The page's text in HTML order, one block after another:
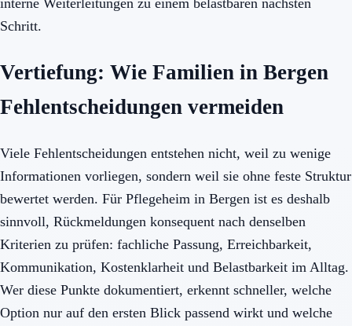
Schritt.
Vertiefung: Wie Familien in Bergen
Fehlentscheidungen vermeiden
Viele Fehlentscheidungen entstehen nicht, weil zu wenige
Informationen vorliegen, sondern weil sie ohne feste Struktur
bewertet werden. Für Pflegeheim in Bergen ist es deshalb
sinnvoll, Rückmeldungen konsequent nach denselben
Kriterien zu prüfen: fachliche Passung, Erreichbarkeit,
Kommunikation, Kostenklarheit und Belastbarkeit im Alltag.
Wer diese Punkte dokumentiert, erkennt schneller, welche
Option nur auf den ersten Blick passend wirkt und welche